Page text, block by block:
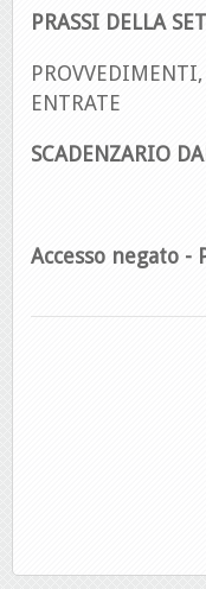
PRASSI DELLA
ENTRATE
SCADENZARIO
Accesso negato -